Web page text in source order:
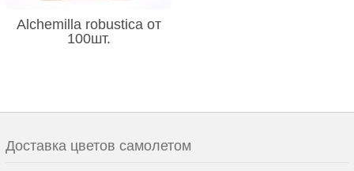
Alchemilla robustica от
100шт.
Доставка цветов самолетом